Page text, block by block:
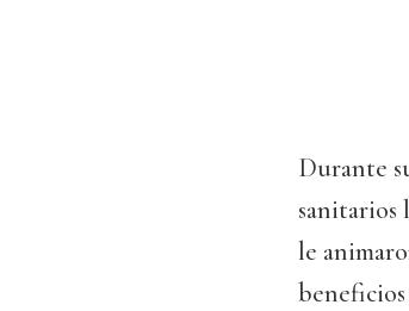
Durante
sanitarios
le